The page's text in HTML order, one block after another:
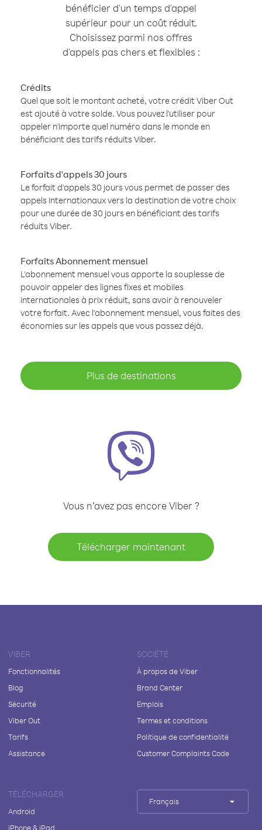
bénéficier d'un temps d'appel
supérieur pour un coût réduit.
Choisissez parmi nos offres
d'appels pas chers et flexibles :
Crédits
Quel que soit le montant acheté, votre crédit Viber Out
est ajouté à votre solde. Vous pouvez l'utiliser pour
appeler n'importe quel numéro dans le monde en
bénéficiant des tarifs réduits Viber.
Forfaits d'appels 30 jours
Le forfait d'appels 30 jours vous permet de passer des
appels internationaux vers la destination de votre choix
pour une durée de 30 jours en bénéficiant des tarifs
réduits Viber.
Forfaits Abonnement mensuel
L'abonnement mensuel vous apporte la souplesse de
pouvoir appeler des lignes fixes et mobiles
internationales à prix réduit, sans avoir à renouveler
votre forfait. Avec l'abonnement mensuel, vous faites des
économies sur les appels que vous passez déjà.
Plus de destinations
Vous n’avez pas encore Viber ?
Télécharger maintenant
VIBER
Fonctionnalités
Blog
Sécurité
Viber Out
Tarifs
Assistance
SOCIÉTÉ
À propos de Viber
Brand Center
Emplois
Termes et conditions
Politique de confidentialité
Customer Complaints Code
TÉLÉCHARGER
Android
iPhone & iPad
Français